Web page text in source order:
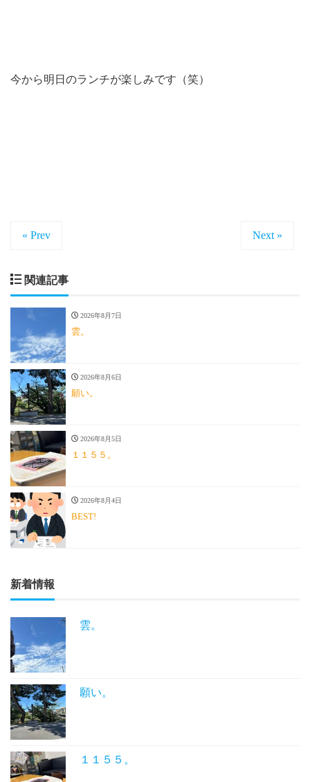
今から明日のランチが楽しみです（笑）
« Prev Next »
関連記事
2026年8月7日
雲。
2026年8月6日
願い。
2026年8月5日
１１５５。
2026年8月4日
BEST!
新着情報
雲。
願い。
１１５５。